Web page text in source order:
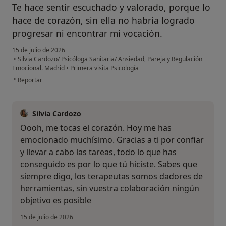
Te hace sentir escuchado y valorado, porque lo
hace de corazón, sin ella no habría logrado
progresar ni encontrar mi vocación.
15 de julio de 2026
• Silvia Cardozo/ Psicóloga Sanitaria/ Ansiedad, Pareja y Regulación
Emocional. Madrid • Primera visita Psicología
• en opinión del usuario Anita
Reportar
Silvia Cardozo
Oooh, me tocas el corazón. Hoy me has
emocionado muchísimo. Gracias a ti por confiar
y llevar a cabo las tareas, todo lo que has
conseguido es por lo que tú hiciste. Sabes que
siempre digo, los terapeutas somos dadores de
herramientas, sin vuestra colaboración ningún
objetivo es posible
15 de julio de 2026